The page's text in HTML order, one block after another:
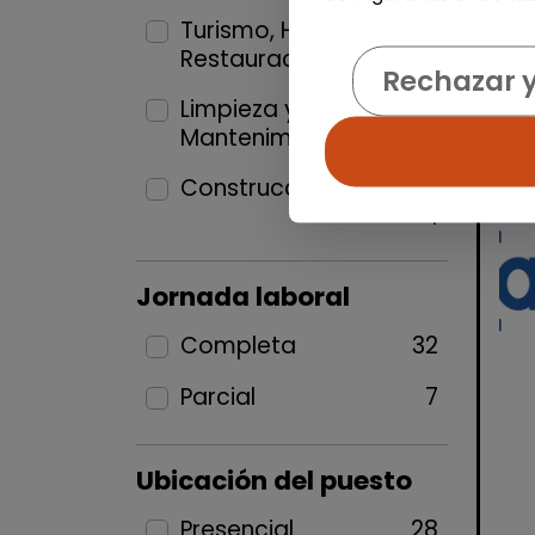
Turismo, Hostelería y
Restauración
Limpieza y
Mantenimiento
Construcción y Oficios
1
Jornada laboral
Completa
32
Parcial
7
Ubicación del puesto
Rechazar